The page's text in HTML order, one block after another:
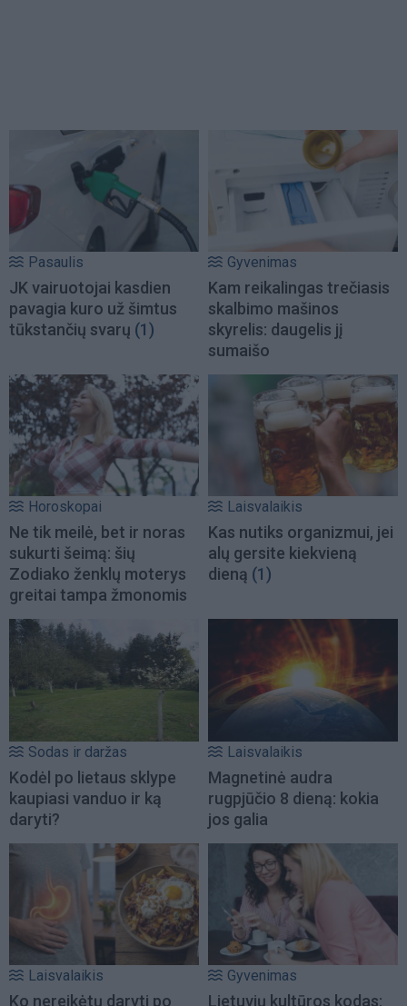
Pasaulis
JK vairuotojai kasdien
pavagia kuro už šimtus
tūkstančių svarų (1)
Gyvenimas
Kam reikalingas trečiasis
skalbimo mašinos
skyrelis: daugelis jį
sumaišo
Horoskopai
Ne tik meilė, bet ir noras
sukurti šeimą: šių
Zodiako ženklų moterys
greitai tampa žmonomis
Laisvalaikis
Kas nutiks organizmui, jei
alų gersite kiekvieną
dieną (1)
Sodas ir daržas
Kodėl po lietaus sklype
kaupiasi vanduo ir ką
daryti?
Laisvalaikis
Magnetinė audra
rugpjūčio 8 dieną: kokia
jos galia
Laisvalaikis
Ko nereikėtų daryti po
Gyvenimas
Lietuvių kultūros kodas: